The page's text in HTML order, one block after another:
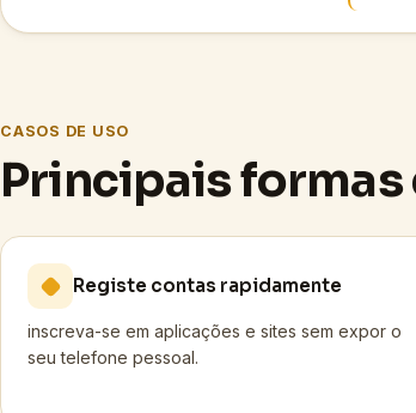
CASOS DE USO
Principais formas
Registe contas rapidamente
inscreva-se em aplicações e sites sem expor o
seu telefone pessoal.